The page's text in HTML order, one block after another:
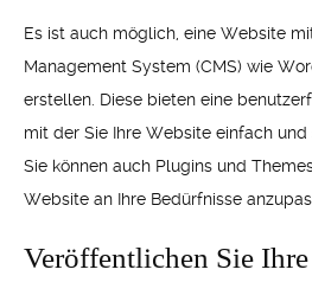
Es ist auch möglich, eine Website
Management System (CMS) wie
erstellen. Diese bieten eine
mit der Sie Ihre Website einfach
Sie können auch Plugins und
Website an Ihre Bedürfnisse
Veröffentlichen Sie